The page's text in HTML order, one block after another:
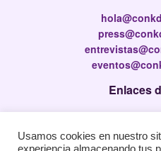
Enlaces
Política de
Usamos cookies en nuestro